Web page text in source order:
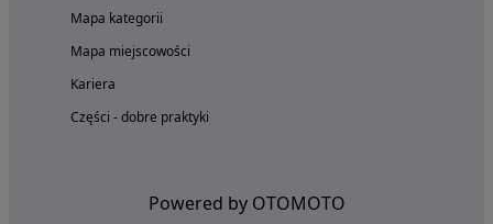
Mapa kategorii
Mapa miejscowości
Kariera
Części - dobre praktyki
Powered by OTOMOTO